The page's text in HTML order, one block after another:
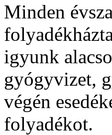
Minden
igyunk
gyógyvizet,
végén
folyadékot.